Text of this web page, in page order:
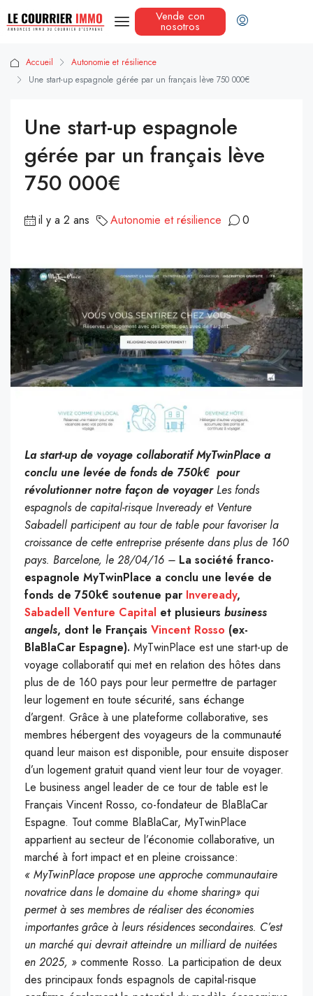
Vende con
nosotros
Accueil
Autonomie et résilience
Une start-up espagnole gérée par un français lève 750 000€
Une start-up espagnole
gérée par un français lève
750 000€
il y a 2 ans Autonomie et résilience 0
La start-up de voyage collaboratif MyTwinPlace a
conclu une levée de fonds de 750k€ pour
révolutionner notre façon de voyager Les fonds
espagnols de capital-risque Inveready et Venture
Sabadell participent au tour de table pour favoriser la
croissance de cette entreprise présente dans plus de 160
pays. Barcelone, le 28/04/16 – La société franco-
espagnole MyTwinPlace a conclu une levée de
fonds de 750k€ soutenue par Inveready,
Sabadell Venture Capital et plusieurs business
angels, dont le Français Vincent Rosso (ex-
BlaBlaCar Espagne). MyTwinPlace est une start-up de
voyage collaboratif qui met en relation des hôtes dans
plus de de 160 pays pour leur permettre de partager
leur logement en toute sécurité, sans échange
d’argent. Grâce à une plateforme collaborative, ses
membres hébergent des voyageurs de la communauté
quand leur maison est disponible, pour ensuite disposer
d’un logement gratuit quand vient leur tour de voyager.
Le business angel leader de ce tour de table est le
Français Vincent Rosso, co-fondateur de BlaBlaCar
Espagne. Tout comme BlaBlaCar, MyTwinPlace
appartient au secteur de l’économie collaborative, un
marché à fort impact et en pleine croissance:
« MyTwinPlace propose une approche communautaire
novatrice dans le domaine du «home sharing» qui
permet à ses membres de réaliser des économies
importantes grâce à leurs résidences secondaires. C’est
un marché qui devrait atteindre un milliard de nuitées
en 2025, » commente Rosso. La participation de deux
des principaux fonds espagnols de capital-risque